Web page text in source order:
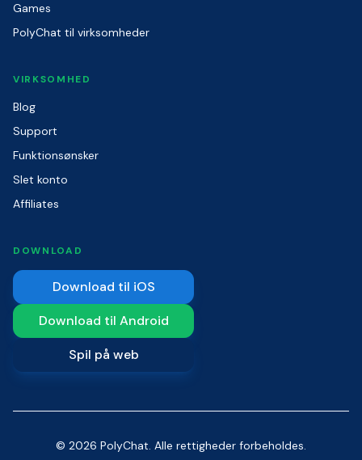
Games
PolyChat til virksomheder
VIRKSOMHED
Blog
Support
Funktionsønsker
Slet konto
Affiliates
DOWNLOAD
Download til iOS
Download til Android
Spil på web
© 2026 PolyChat. Alle rettigheder forbeholdes.